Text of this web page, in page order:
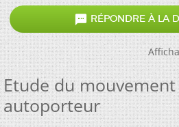
 RÉPONDRE À LA
Etude du
autoporteur